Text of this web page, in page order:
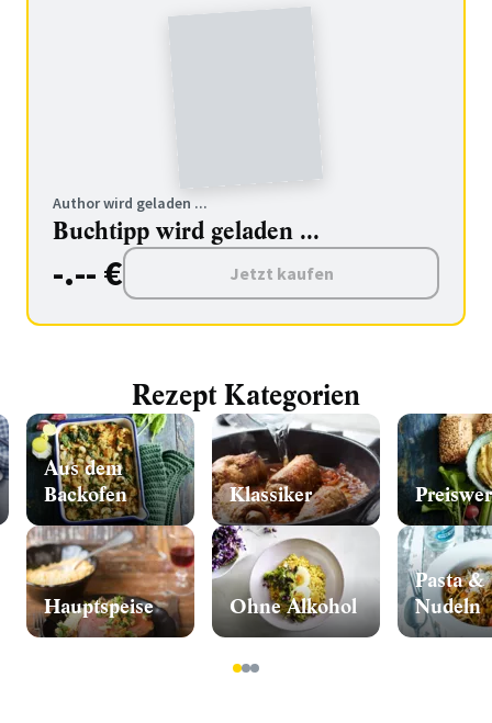
Author wird geladen ...
Buchtipp wird geladen ...
-.-- € Jetzt kaufen
Rezept Kategorien
Aus dem
Backofen
Hauptspeise
Klassiker
Ohne Alkohol
Pasta &
Nudeln
123